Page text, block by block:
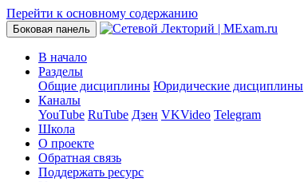
Перейти к основному содержанию
Боковая панель
В начало
Разделы
Общие дисциплины Юридические дисциплины
Каналы
YouTube RuTube Дзен VKVideo Telegram
Школа
О проекте
Обратная связь
Поддержать ресурс